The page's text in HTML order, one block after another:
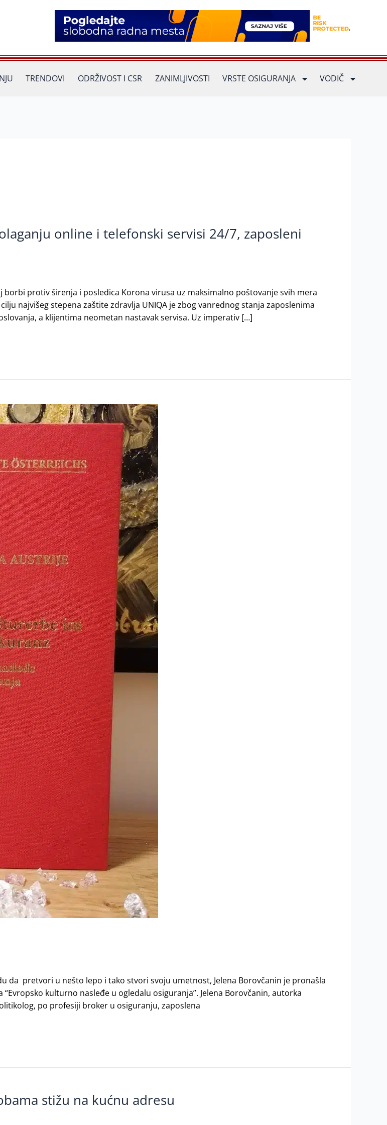
TRENDOVI ODRŽIVOST I CSR ZANIMLJIVOSTI VRSTE OSIGURANJA VODIČ
online i telefonski servisi 24/7, zaposleni
protiv širenja i posledica Korona virusa uz maksimalno poštovanje svih mera
najvišeg stepena zaštite zdravlja UNIQA je zbog vanrednog stanja zaposlenima
a klijentima neometan nastavak servisa. Uz imperativ […]
da pretvori u nešto lepo i tako stvori svoju umetnost, Jelena Borovčanin je pronašla
kulturno nasleđe u ogledalu osiguranja”. Jelena Borovčanin, autorka
po profesiji broker u osiguranju, zaposlena
stižu na kućnu adresu